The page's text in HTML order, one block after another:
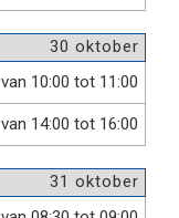
30 oktober
van 10:00 tot 11:00
van 14:00 tot 16:00
31 oktober